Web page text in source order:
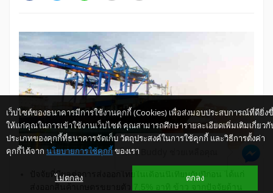
ปัจจัยที่มีผลต่อการส่งออกไทยในเดือนนี้เทียบกับปีก่อน ได้แก่
เว็บไซต์ของธนาคารมีการใช้งานคุกกี้ (Cookies) เพื่อส่งมอบประสบการณ์ที่ดียิ่ง
ให้แก่คุณในการเข้าใช้งานเว็บไซต์ คุณสามารถศึกษารายละเอียดเพิ่มเติมเกี่ยวกั
ประเภทของคุกกี้ที่ธนาคารจัดเก็บ วัตถุประสงค์ในการใช้คุกกี้ และวิธีการตั้งค่า
คุกกี้ได้จาก นโยบายการใช้คุกกี้ของเรา
ไม่ตกลง ตกลง
ให้ K-Buddy ช่วยเหลือคุณ